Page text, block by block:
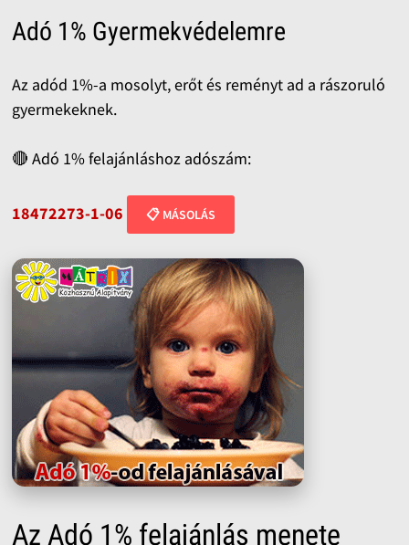
Adó 1% Gyermekvédelemre
Az adód 1%-a mosolyt, erőt és reményt ad a rászoruló
gyermekeknek.
🔴 Adó 1% felajánláshoz adószám:
18472273-1-06 📋 MÁSOLÁS
Az Adó 1% felajánlás menete